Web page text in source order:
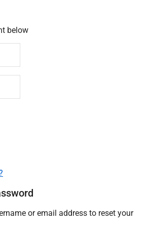
below
or email address to reset your